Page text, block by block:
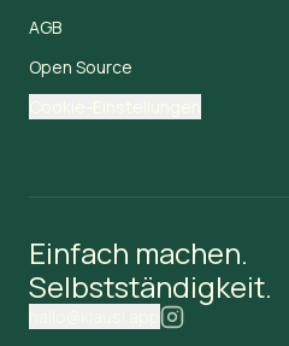
AGB
Open Source
Einfach machen.
Selbstständigkeit.